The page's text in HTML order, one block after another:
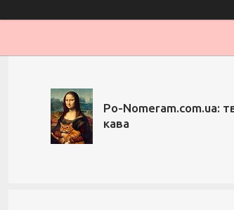
Po-Nomeram.com.ua:
кава